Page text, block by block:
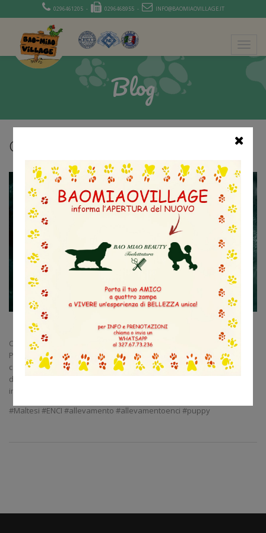
0296461205 - 0296468955 - INFO@BAOMIAOVILLAGE.IT
Blog
C’È ARIA DI PRIMAVERA
C’è aria di primavera con questi piccoli maltesi.
Per tutte le informazioni inerenti a future cucciolate potete
contattarci senza impegno al 0296461205. Oppure venirci a trovare
direttamente presso il nostro allevamento ci trovate a Cogliate (MB)
in via Vittorio Veneto 5.
#Maltesi #ENCI #allevamento #allevamentoenci #puppy